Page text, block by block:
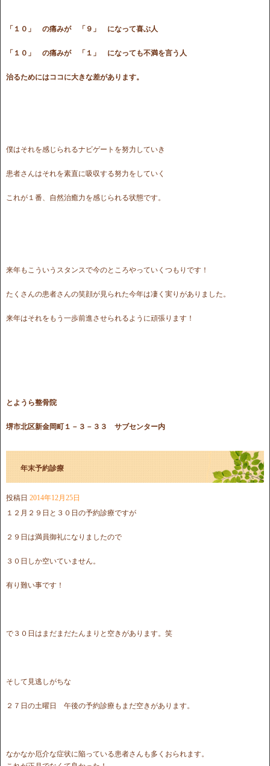
「１０」 の痛みが 「９」 になって喜ぶ人
「１０」 の痛みが 「１」 になっても不満を言う人
治るためにはココに大きな差があります。
僕はそれを感じられるナビゲートを努力していき
患者さんはそれを素直に吸収する努力をしていく
これが１番、自然治癒力を感じられる状態です。
来年もこういうスタンスで今のところやっていくつもりです！
たくさんの患者さんの笑顔が見られた今年は凄く実りがありました。
来年はそれをもう一歩前進させられるように頑張ります！
とようら整骨院
堺市北区新金岡町１－３－３３ サブセンター内
年末予約診療
投稿日 2014年12月25日
１２月２９日と３０日の予約診療ですが
２９日は満員御礼になりましたので
３０日しか空いていません。
有り難い事です！
で３０日はまだまだたんまりと空きがあります。笑
そして見逃しがちな
２７日の土曜日 午後の予約診療もまだ空きがあります。
なかなか厄介な症状に陥っている患者さんも多くおられます。